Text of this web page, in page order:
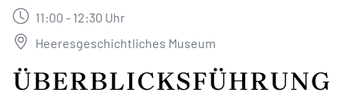
11:00 - 12:30 Uhr
Heeresgeschichtliches Museum
ÜBERBLICKSFÜHRUNG